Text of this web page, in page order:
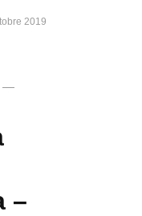
2019
–